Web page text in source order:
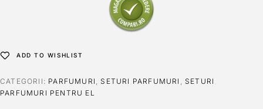
ADD TO WISHLIST
CATEGORII: PARFUMURI , SETURI PARFUMURI , SETURI
PARFUMURI PENTRU EL